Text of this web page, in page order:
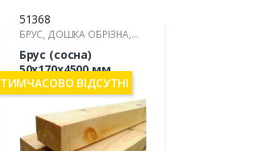
51368
БРУС, ДОШКА ОБРІЗНА,
РЕЙКА
Брус (сосна)
50х170х4500 мм
ТИМЧАСОВО ВІДСУТНІ